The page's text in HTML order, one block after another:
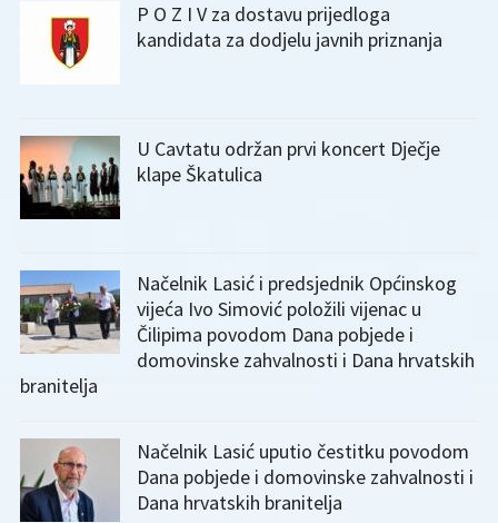
P O Z I V za dostavu prijedloga
kandidata za dodjelu javnih priznanja
U Cavtatu održan prvi koncert Dječje
klape Škatulica
Načelnik Lasić i predsjednik Općinskog
vijeća Ivo Simović položili vijenac u
Čilipima povodom Dana pobjede i
domovinske zahvalnosti i Dana hrvatskih
branitelja
Načelnik Lasić uputio čestitku povodom
Dana pobjede i domovinske zahvalnosti i
Dana hrvatskih branitelja